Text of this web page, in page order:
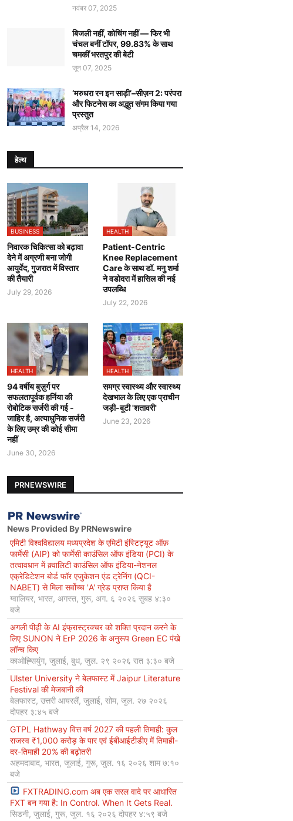
नवंबर 07, 2025
बिजली नहीं, कोचिंग नहीं — फिर भी
चंचल बनीं टॉपर, 99.83% के साथ
चमकीं भरतपुर की बेटी
जून 07, 2025
‘मरुधरा रन इन साड़ी’–सीज़न 2: परंपरा
और फिटनेस का अद्भुत संगम किया गया
प्रस्तुत
अप्रैल 14, 2026
हेल्थ
BUSINESS
निवारक चिकित्सा को बढ़ावा
देने में अग्रणी बना जोगी
आयुर्वेद, गुजरात में विस्तार
की तैयारी
July 29, 2026
HEALTH
Patient-Centric
Knee Replacement
Care के साथ डॉ. मनु शर्मा
ने वडोदरा में हासिल की नई
उपलब्धि
July 22, 2026
HEALTH
94 वर्षीय बुज़ुर्ग पर
सफलतापूर्वक हर्निया की
रोबोटिक सर्जरी की गई -
जाहिर है, अत्याधुनिक सर्जरी
के लिए उम्र की कोई सीमा
नहीं
June 30, 2026
HEALTH
समग्र स्वास्थ्य और स्वास्थ्य
देखभाल के लिए एक प्राचीन
जड़ी-बूटी 'शतावरी'
June 23, 2026
PRNEWSWIRE
News Provided By PRNewswire
एमिटी विश्वविद्यालय मध्यप्रदेश के एमिटी इंस्टिट्यूट ऑफ़
फार्मेसी (AIP) को फार्मेसी काउंसिल ऑफ इंडिया (PCI) के
तत्वावधान में क़्वालिटी काउंसिल ऑफ इंडिया-नेशनल
एक्रेडिटेशन बोर्ड फॉर एजुकेशन एंड ट्रेनिंग (QCI-
NABET) से मिला सर्वोच्च 'A' ग्रेड प्राप्त किया है
ग्वालियर, भारत, अगस्त, गुरू, अग. ६ २०२६ सुबह ४:३०
बजे
अगली पीढ़ी के AI इंफ्रास्ट्रक्चर को शक्ति प्रदान करने के
लिए SUNON ने ErP 2026 के अनुरूप Green EC पंखे
लॉन्च किए
काओह्सियुंग, जुलाई, बुध, जुल. २९ २०२६ रात ३:३० बजे
Ulster University ने बेलफास्ट में Jaipur Literature
Festival की मेजबानी की
बेलफास्ट, उत्तरी आयरलैं, जुलाई, सोम, जुल. २७ २०२६
दोपहर ३:४५ बजे
GTPL Hathway वित्त वर्ष 2027 की पहली तिमाही: कुल
राजस्व ₹1,000 करोड़ के पार एवं ईबीआईटीडीए में तिमाही-
दर-तिमाही 20% की बढ़ोतरी
अहमदाबाद, भारत, जुलाई, गुरू, जुल. १६ २०२६ शाम ७:१०
बजे
FXTRADING.com अब एक सरल वादे पर आधारित
FXT बन गया है: In Control. When It Gets Real.
सिडनी, जुलाई, गुरू, जुल. १६ २०२६ दोपहर ४:५९ बजे